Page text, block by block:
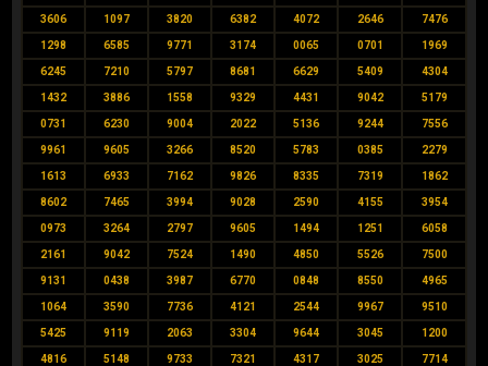
3606 1097 3820 6382 4072 2646 7476
1298 6585 9771 3174 0065 0701 1969
6245 7210 5797 8681 6629 5409 4304
1432 3886 1558 9329 4431 9042 5179
0731 6230 9004 2022 5136 9244 7556
9961 9605 3266 8520 5783 0385 2279
1613 6933 7162 9826 8335 7319 1862
8602 7465 3994 9028 2590 4155 3954
0973 3264 2797 9605 1494 1251 6058
2161 9042 7524 1490 4850 5526 7500
9131 0438 3987 6770 0848 8550 4965
1064 3590 7736 4121 2544 9967 9510
5425 9119 2063 3304 9644 3045 1200
4816 5148 9733 7321 4317 3025 7714